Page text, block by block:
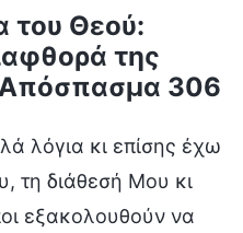
του Θεού:
της
306
λόγια κι επίσης έχω
τη διάθεσή Μου κι
εξακολουθούν να